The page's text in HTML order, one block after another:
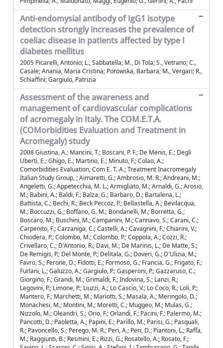
Anti-endomysial antibody of IgG1 isotype
detection strongly increases the prevalence of
coeliac disease in patients affected by type I
diabetes mellitus
2005 Picarelli, Antonio; L., Sabbatella; M., Di Tola; S., Vetrano; C.,
Casale; Anania, Maria Cristina; Porowska, Barbara; M., Vergari; R.,
Schiaffini; Gargiulo, Patrizia
Assessment of the awareness and
management of cardiovascular complications
of acromegaly in Italy. The COM.E.T.A.
(COMorbidities Evaluation and Treatment in
Acromegaly) study
2008 Giustina, A.; Mancini, T.; Boscani, P. F.; De Menis, E.; Degli
Uberti, E.; Ghigo, E.; Martino, E.; Minuto, F.; Colao, A.;
Comorbidities Evaluation, Com E. T. A.; Treatment Inacromegaly
Italian Study Group, ; Aimaretti, G.; Ambrosio, M. R.; Andreani, M.;
Angeletti, G.; Appetecchia, M. L.; Armigliato, M.; Arnaldi, G.; Arosio,
M.; Babini, A.; Baldi, F.; Balza, G.; Barbaro, D.; Bartalena, L.;
Battista, C.; Bechi, R.; Beck Peccoz, P.; Bellastella, A.; Bevilacqua,
M.; Boccuzzi, G.; Boffano, G. M.; Bondanelli, M.; Borretta, G.;
Boscaro, M.; Buschini, M.; Campanini, M.; Cannavo, S.; Carani, C.;
Carpenito, F.; Carzaniga, C.; Castelli, A.; Cavagnini, F.; Chiarini, V.;
Chiodera, P.; Colombo, M.; Colombo, P.; Coppola, A.; Cozzi, R.;
Crivellaro, C.; D'Antonio, R.; Davi, M.; De Marinis, L.; De Matte, S.;
De Remigis, P.; Del Monte, P.; Delitala, G.; Doveri, G.; D'Ulizia, M.;
Favro, S.; Ferone, D.; Fidotti, E.; Formoso, G.; Francia, G.; Frigato, F.;
Furlani, L.; Galuzzo, A.; Gargiulo, P.; Gasperoni, P.; Gazzaruso, C.;
Giorgino, F.; Grandi, M.; Grimaldi, F.; Indovina, S.; Lanzi, R.;
Legovini, P.; Limone, P.; Liuzzi, A.; Lo Cascio, V.; Lo Coco, R.; Loli, P.;
Mantero, F.; Marchetti, M.; Mariotti, S.; Masala, A.; Meringolo, D.;
Monachesi, M.; Montini, M.; Moretti, C.; Muggeo, M.; Mulas, G.;
Nizzolo, M.; Oleandri, S.; Orio, F.; Orlandi, F.; Pacini, F.; Palermo, M.;
Pancotti, D.; Paoletta, A.; Papini, E.; Parillo, M.; Parisi, G.; Pasquali,
R.; Pavoncello, S.; Perego, M. R.; Peri, A.; Peri, D.; Piantoni, L.; Raffa,
M.; Raggiunti, B.; Resmini, E.; Rizzi, G.; Rosatello, A.; Rosato, F.;